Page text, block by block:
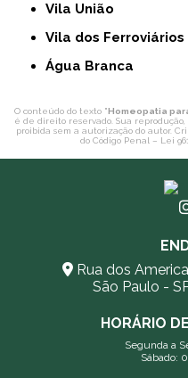
Vila União
Vila dos Ferroviários
Água Branca
O conteúdo do texto "Homeopatia
é de direito reservado. Sua
proibida sem a autorização do autor.
do Código Penal – Lei
Rua dos
São Paulo -
HORÁRIO
Segunda a
Sábado: